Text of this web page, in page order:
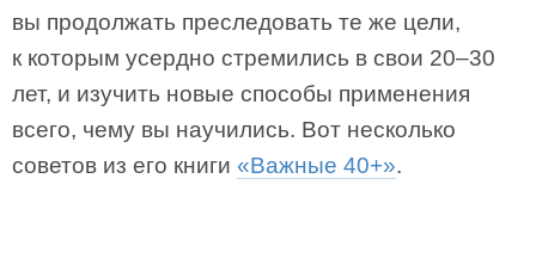
вы продолжать преследовать те же цели,
к которым усердно стремились в свои 20–30
лет, и изучить новые способы применения
всего, чему вы научились. Вот несколько
советов из его книги «Важные 40+».